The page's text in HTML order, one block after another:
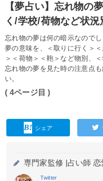
【夢占い】忘れ物の
く/学校/荷物など状況
忘れ物の夢は何の暗示なので
夢の意味を、＜取りに行く＞
＞＜荷物＞＜鞄＞など物別、
忘れ物の夢を見た時の注意点
い。
( 4ページ目 )
シェア
専門家監修 | 占い師
Twitter